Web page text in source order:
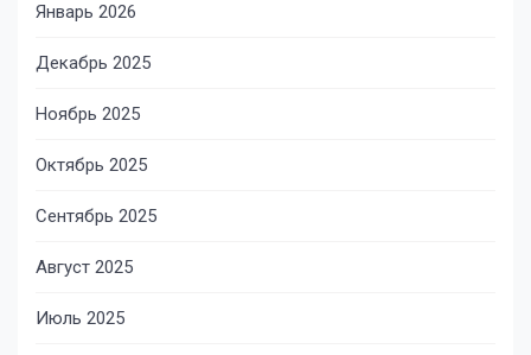
Январь 2026
Декабрь 2025
Ноябрь 2025
Октябрь 2025
Сентябрь 2025
Август 2025
Июль 2025